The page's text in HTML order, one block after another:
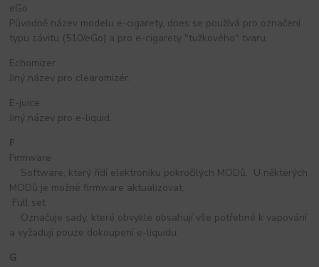
eGo
Původně název modelu e-cigarety, dnes se používá pro označení
typu závitu (510/eGo) a pro e-cigarety "tužkového" tvaru.
Echomizer
Jiný název pro clearomizér.
E-juice
Jiný název pro e-liquid.
F
Firmware
Software, který řídí elektroniku pokročilých MODů. U některých
MODů je možné firmware aktualizovat.
Full set
Označuje sady, které obvykle obsahují vše potřebné k vapování
a vyžadují pouze dokoupení e-liquidu.
G